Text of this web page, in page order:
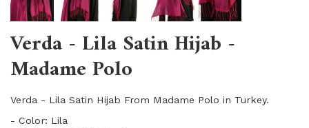
Verda - Lila Satin Hijab -
Madame Polo
Verda - Lila Satin Hijab From Madame Polo in Turkey.
- Color: Lila